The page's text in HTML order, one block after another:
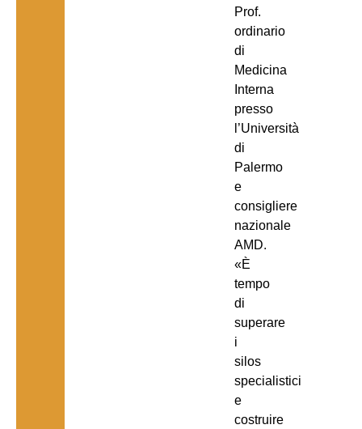
Prof.
ordinario
di
Medicina
Interna
presso
l’Università
di
Palermo
e
consigliere
nazionale
AMD.
«È
tempo
di
superare
i
silos
specialistici
e
costruire